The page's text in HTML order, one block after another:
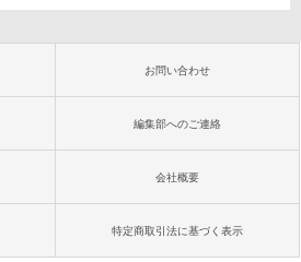
お問い合わせ
編集部へのご連絡
会社概要
特定商取引法に基づく表示